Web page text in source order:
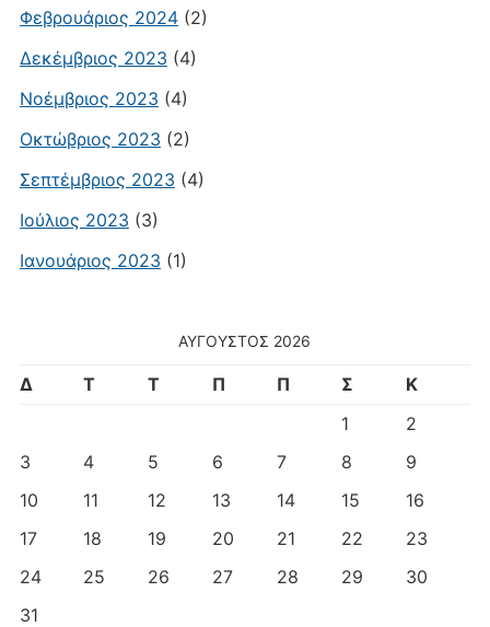
Φεβρουάριος 2024(2)
Δεκέμβριος 2023 (4)
Νοέμβριος 2023 (4)
Οκτώβριος 2023 (2)
Σεπτέμβριος 2023 (4)
Ιούλιος 2023 (3)
Ιανουάριος 2023 (1)
ΑΎΓΟΥΣΤΟΣ 2026
Δ Τ Τ Π Π Σ
Κ
1
2
3
4 5 6 7 8
9
10
11 12 13 14 15
16
17
18 19 20 21 22
23
24
25 26 27 28 29
30
31